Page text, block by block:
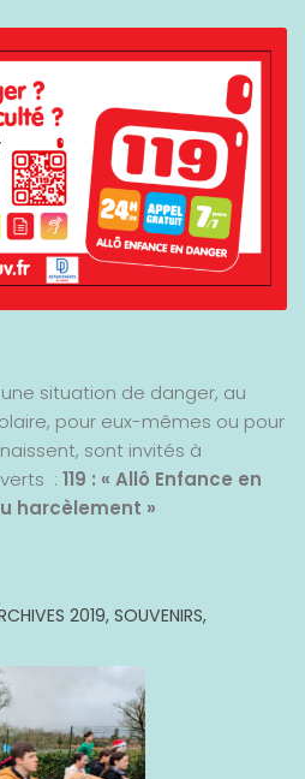
situation de danger, au
pour eux-mêmes ou pour
sont invités à
: 119 : « Allô Enfance en
harcèlement »
2019, SOUVENIRS,